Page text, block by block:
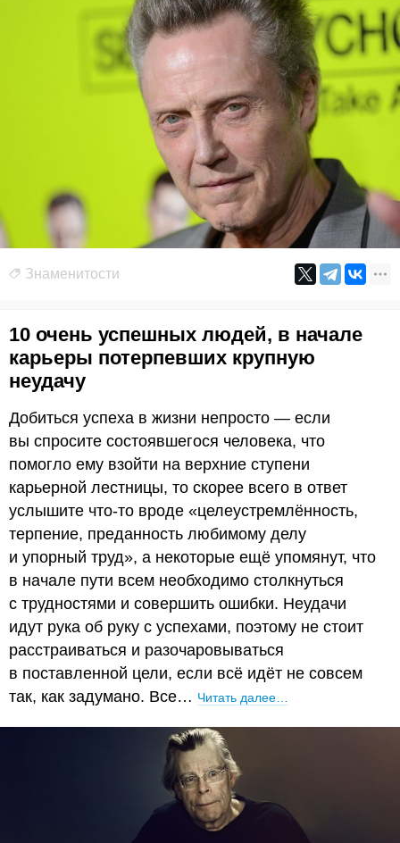
Знаменитости
10 очень успешных людей, в начале
карьеры потерпевших крупную
неудачу
Добиться успеха в жизни непросто — если
вы спросите состоявшегося человека, что
помогло ему взойти на верхние ступени
карьерной лестницы, то скорее всего в ответ
услышите что-то вроде «целеустремлённость,
терпение, преданность любимому делу
и упорный труд», а некоторые ещё упомянут, что
в начале пути всем необходимо столкнуться
с трудностями и совершить ошибки. Неудачи
идут рука об руку с успехами, поэтому не стоит
расстраиваться и разочаровываться
в поставленной цели, если всё идёт не совсем
так, как задумано. Все… Читать далее…